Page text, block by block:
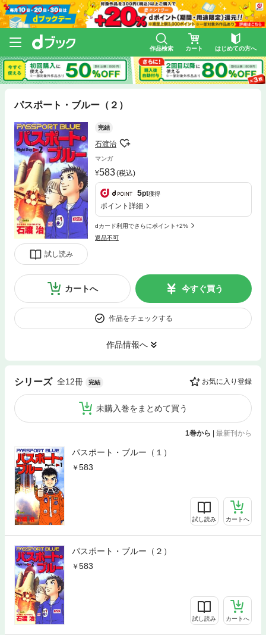
作品検索 カート はじめての方へ
パスポート・ブルー（２）
試し読み
完結
石渡治
マンガ
583(税込)
5pt獲得
ポイント詳細
dカード利用でさらにポイント+2%
返品不可
カートへ 今すぐ買う
作品をチェックする
作品情報へ
シリーズ 全12冊 完結 お気に入り登録
未購入巻をまとめて買う
1巻から 最新刊から
パスポート・ブルー（１）
583
試し読み カートへ
パスポート・ブルー（２）
583
試し読み カートへ